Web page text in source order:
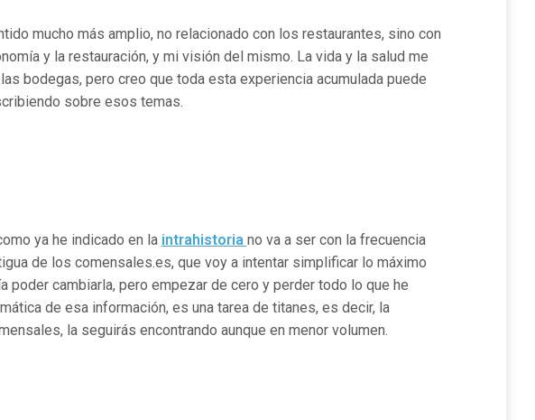
mucho más amplio, no relacionado con los restaurantes, sino con
y la restauración, y mi visión del mismo. La vida y la salud me
bodegas, pero creo que toda esta experiencia acumulada puede
sobre esos temas.
ya he indicado en la intrahistoria no va a ser con la frecuencia
de los comensales.es, que voy a intentar simplificar lo máximo
cambiarla, pero empezar de cero y perder todo lo que he
de esa información, es una tarea de titanes, es decir, la
la seguirás encontrando aunque en menor volumen.